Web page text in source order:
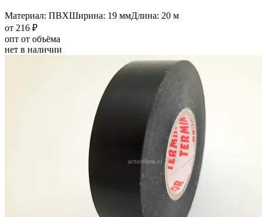
Материал: ПВХШирина: 19 ммДлина: 20 м
от 216 ₽
опт от объёма
нет в наличии